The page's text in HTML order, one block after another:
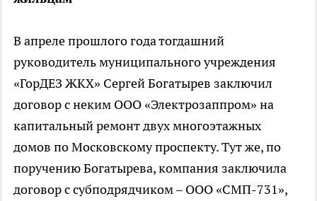
В апреле прошлого года тогдашний
руководитель муниципального учреждения
«ГорДЕЗ ЖКХ» Сергей Богатырев заключил
договор с неким ООО «Электрозаппром» на
капитальный ремонт двух многоэтажных
домов по Московскому проспекту. Тут же, по
поручению Богатырева, компания заключила
договор с субподрядчиком – ООО «СМП-731»,